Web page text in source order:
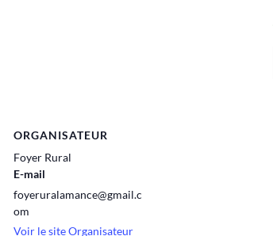
ORGANISATEUR
Foyer Rural
E-mail
foyeruralamance@gmail.c
om
Voir le site Organisateur